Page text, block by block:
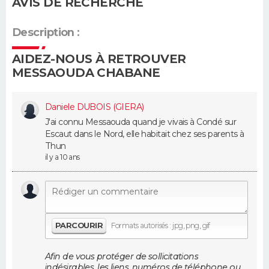
VOYAGE
Destinations
City break
Voyage nature
Voyage de noces
Forum
Climat
+
PHOTO
BONS PLANS
CARTE DE VOEUX
Carte de Noël
Carte Bonne année
Carte Saint-Valentin
Carte Pâques
Carte d'anniversaire
Dictionnaire
Biographies
Citations
Expressions
Proverbes
PROGRAMME TV
COPAINS D'AVANT
AVIS DE DÉCÈS
Description :
AIDEZ-NOUS À RETROUVER
MESSAOUDA CHABANE
Daniele DUBOIS (GIERA)
J'ai connu Messaouda quand je vivais à Condé sur
Escaut dans le Nord, elle habitait chez ses parents à
Thun
il y a 10 ans
PARCOURIR Formats autorisés : jpg, png, gif
Afin de vous protéger de sollicitations